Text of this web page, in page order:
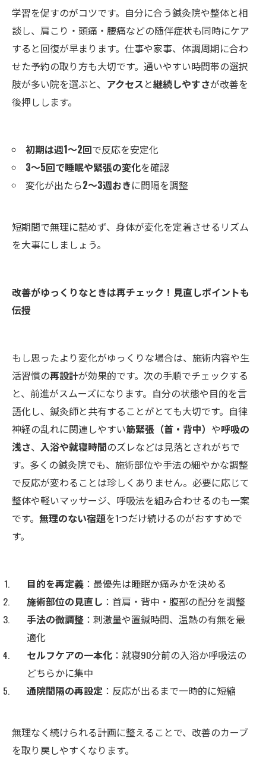
学習を促すのがコツです。自分に合う鍼灸院や整体と相
談し、肩こり・頭痛・腰痛などの随伴症状も同時にケア
すると回復が早まります。仕事や家事、体調周期に合わ
せた予約の取り方も大切です。通いやすい時間帯の選択
肢が多い院を選ぶと、 アクセスと継続しやすさが改善を
後押しします。
初期は週1〜2回で反応を安定化
3〜5回で睡眠や緊張の変化を確認
変化が出たら2〜3週おきに間隔を調整
短期間で無理に詰めず、身体が変化を定着させるリズム
を大事にしましょう。
改善がゆっくりなときは再チェック！見直しポイントも
伝授
もし思ったより変化がゆっくりな場合は、施術内容や生
活習慣の再設計が効果的です。次の手順でチェックする
と、前進がスムーズになります。自分の状態や目的を言
語化し、鍼灸師と共有することがとても大切です。自律
神経の乱れに関連しやすい筋緊張（首・背中） や呼吸の
浅さ、 入浴や就寝時間のズレなどは見落とされがちで
す。多くの鍼灸院でも、施術部位や手法の細やかな調整
で反応が変わることは珍しくありません。必要に応じて
整体や軽いマッサージ、呼吸法を組み合わせるのも一案
です。 無理のない宿題を1つだけ続けるのがおすすめで
す。
目的を再定義 ：最優先は睡眠か痛みかを決める
施術部位の見直し ：首肩・背中・腹部の配分を調整
手法の微調整 ：刺激量や置鍼時間、温熱の有無を最
適化
セルフケアの一本化 ：就寝90分前の入浴か呼吸法の
どちらかに集中
通院間隔の再設定 ：反応が出るまで一時的に短縮
無理なく続けられる計画に整えることで、改善のカーブ
を取り戻しやすくなります。